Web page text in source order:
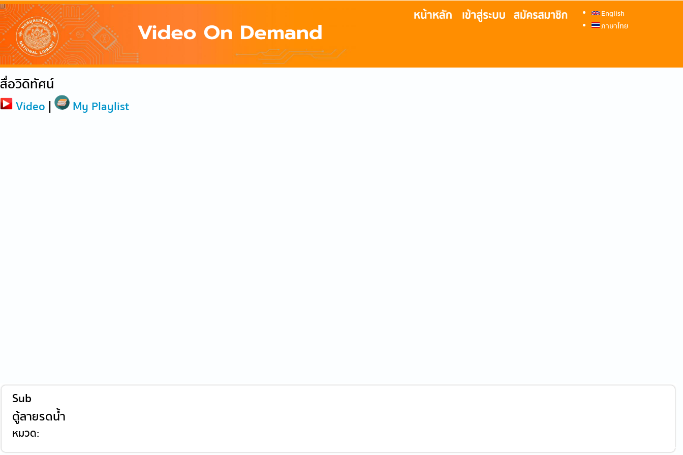
English
ภาษาไทย
สื่อวิดิทัศน์
Video | My Playlist
Sub
ตู้ลายรดน้ำ
หมวด: